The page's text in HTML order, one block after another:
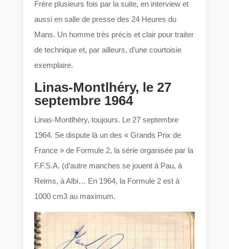
Frère plusieurs fois par la suite, en interview et
aussi en salle de presse des 24 Heures du
Mans. Un homme très précis et clair pour traiter
de technique et, par ailleurs, d’une courtoisie
exemplaire.
Linas-Montlhéry, le 27
septembre 1964
Linas-Montlhéry, toujours. Le 27 septembre
1964. Se dispute là un des « Grands Prix de
France » de Formule 2, la série organisée par la
F.F.S.A. (d’autre manches se jouent à Pau, à
Reims, à Albi… En 1964, la Formule 2 est à
1000 cm3 au maximum.